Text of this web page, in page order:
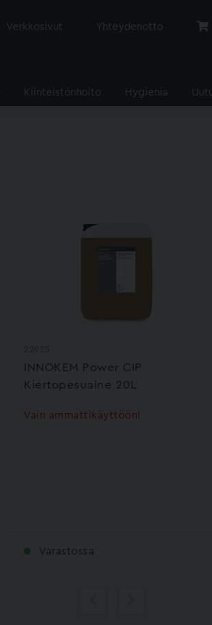
Verkkosivut Yhteydenotto
Kiinteistönhoito Hygienia
INNOKEM Power CIP
Kiertopesuaine 20L
Varastossa
Vain ammattikäyttöön!